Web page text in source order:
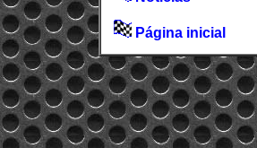
Página inicial